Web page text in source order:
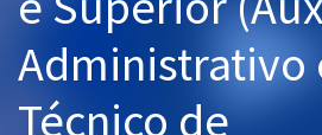
Conteúdo gratuito
Blog
Aprovados
Administrativo
Técnico de